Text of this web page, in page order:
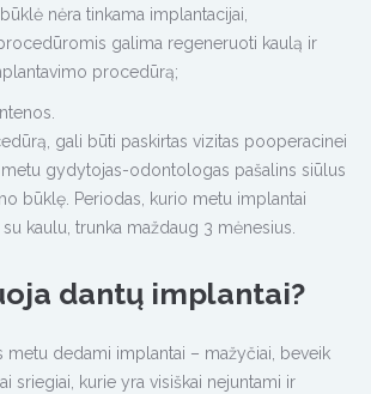
nėra tinkama implantacijai,
galima regeneruoti kaulą ir
procedūrą;
gali būti paskirtas vizitas pooperacinei
metu gydytojas-odontologas pašalins siūlus
būklę. Periodas, kurio metu implantai
kaulu, trunka maždaug 3 mėnesius.
dantų implantai?
metu dedami implantai – mažyčiai, beveik
sriegiai, kurie yra visiškai nejuntami ir